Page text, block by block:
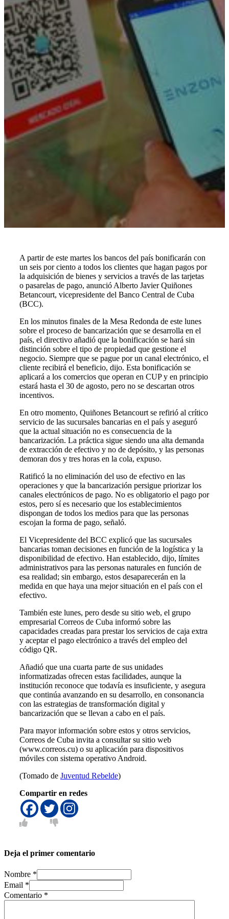
A partir de este martes los bancos del país bonificarán con
un seis por ciento a todos los clientes que hagan pagos por
la adquisición de bienes y servicios a través de las tarjetas
o pasarelas de pago, anunció Alberto Javier Quiñones
Betancourt, vicepresidente del Banco Central de Cuba
(BCC).
En los minutos finales de la Mesa Redonda de este lunes
sobre el proceso de bancarización que se desarrolla en el
país, el directivo añadió que la bonificación se hará sin
distinción sobre el tipo de propiedad que gestione el
negocio. Siempre que se pague por un canal electrónico, el
cliente recibirá el beneficio, dijo. Esta bonificación se
aplicará a los comercios que operan en CUP y en principio
estará hasta el 30 de agosto, pero no se descartan otros
incentivos.
En otro momento, Quiñones Betancourt se refirió al crítico
servicio de las sucursales bancarias en el país y aseguró
que la actual situación no es consecuencia de la
bancarización. La práctica sigue siendo una alta demanda
de extracción de efectivo y no de depósito, y las personas
demoran dos y tres horas en la cola, expuso.
Ratificó la no eliminación del uso de efectivo en las
operaciones y que la bancarización persigue priorizar los
canales electrónicos de pago. No es obligatorio el pago por
estos, pero sí es necesario que los establecimientos
dispongan de todos los medios para que las personas
escojan la forma de pago, señaló.
El Vicepresidente del BCC explicó que las sucursales
bancarias toman decisiones en función de la logística y la
disponibilidad de efectivo. Han establecido, dijo, límites
administrativos para las personas naturales en función de
esa realidad; sin embargo, estos desaparecerán en la
medida en que haya una mejor situación en el país con el
efectivo.
También este lunes, pero desde su sitio web, el grupo
empresarial Correos de Cuba informó sobre las
capacidades creadas para prestar los servicios de caja extra
y aceptar el pago electrónico a través del empleo del
código QR.
Añadió que una cuarta parte de sus unidades
informatizadas ofrecen estas facilidades, aunque la
institución reconoce que todavía es insuficiente, y asegura
que continúa avanzando en su desarrollo, en consonancia
con las estrategias de transformación digital y
bancarización que se llevan a cabo en el país.
Para mayor información sobre estos y otros servicios,
Correos de Cuba invita a consultar su sitio web
(www.correos.cu) o su aplicación para dispositivos
móviles con sistema operativo Android.
(Tomado de Juventud Rebelde)
Compartir en redes
Deja el primer comentario
Nombre *
Email *
Comentario *